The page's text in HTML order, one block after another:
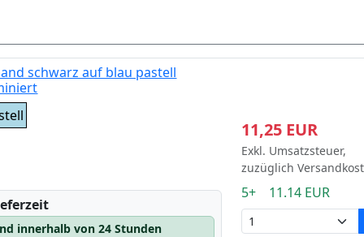
schwarz auf blau pastell
innerhalb von 24 Stunden
11,25 EUR
Exkl. Umsatzsteuer,
zuzüglich
5+ 11.14 EUR